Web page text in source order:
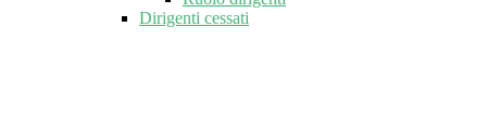
Dirigenti cessati